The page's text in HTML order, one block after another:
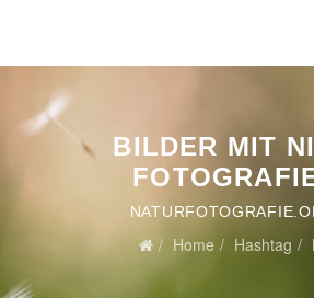
BILDER MIT
Home Hashtag